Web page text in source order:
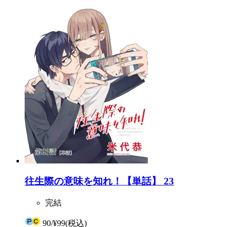
往生際の意味を知れ！【単話】 23
完結
90/¥99(税込)